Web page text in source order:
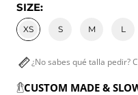
SIZE:
XS S M L
¿No sabes qué talla pedir?
CUSTOM MADE &